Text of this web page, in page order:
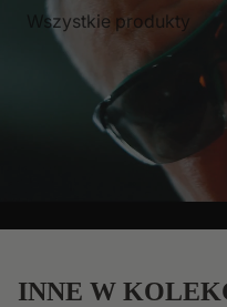
Wszystkie produkty
INNE W